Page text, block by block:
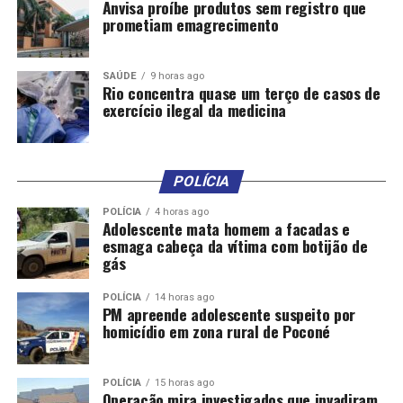
autuadas conforme artigo 76 do Decreto Federal
6.268/2007 e terão que substituir os lotes irregulares
por lotes conformes.
*Com informações do Mapa
Comentários
RELATED TOPICS: AGRICULTURA ARROZ
CONFISCA
DESTAQUE
DISPARIDADE FEIJÃO INTERIOR
MAPA
TIPO
Gripe aviária: crescem as exportações de ovos mineiros
Anvisa proíbe produtos sem registro que
prometiam emagrecimento
SAÚDE 9 horas ago
Rio concentra quase um terço de casos de
exercício ilegal da medicina
POLÍCIA
POLÍCIA 4 horas ago
Adolescente mata homem a facadas e
esmaga cabeça da vítima com botijão de
gás
POLÍCIA 14 horas ago
PM apreende adolescente suspeito por
homicídio em zona rural de Poconé
POLÍCIA 15 horas ago